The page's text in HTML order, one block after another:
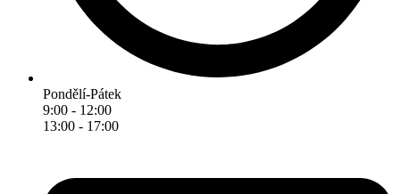
Pondělí-Pátek
9:00 - 12:00
13:00 - 17:00